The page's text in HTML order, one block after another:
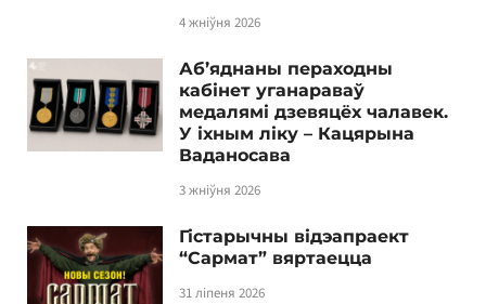
4 жніўня 2026
Аб’яднаны пераходны
кабінет уганараваў
медалямі дзевяцёх чалавек.
У іхным ліку – Кацярына
Ваданосава
3 жніўня 2026
Гістарычны відэапраект
“Сармат” вяртаецца
31 ліпеня 2026